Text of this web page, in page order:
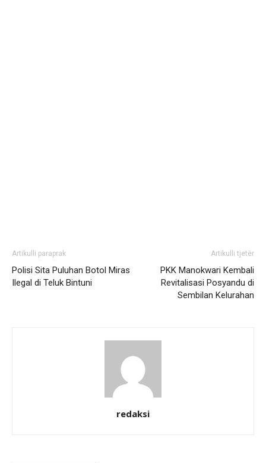
Artikulli paraprak
Polisi Sita Puluhan Botol Miras
Ilegal di Teluk Bintuni
Artikulli tjetër
PKK Manokwari Kembali
Revitalisasi Posyandu di
Sembilan Kelurahan
redaksi